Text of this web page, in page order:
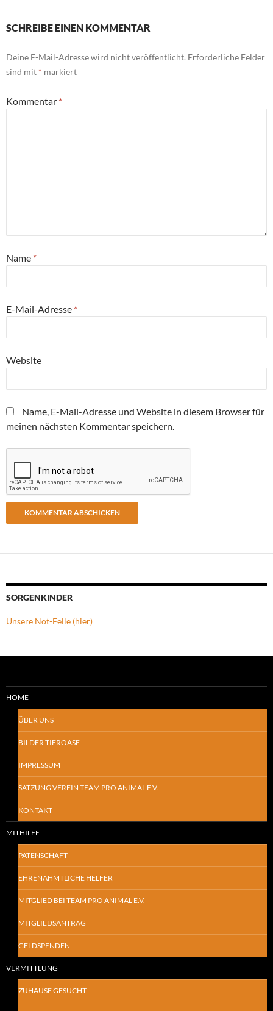
SCHREIBE EINEN KOMMENTAR
Deine E-Mail-Adresse wird nicht veröffentlicht. Erforderliche Felder
sind mit * markiert
Kommentar *
Name *
E-Mail-Adresse *
Website
Name, E-Mail-Adresse und Website in diesem Browser für
meinen nächsten Kommentar speichern.
SORGENKINDER
Unsere Not-Felle (hier)
HOME
ÜBER UNS
BILDER TIEROASE
IMPRESSUM
SATZUNG VEREIN TEAM PRO ANIMAL E.V.
KONTAKT
MITHILFE
PATENSCHAFT
EHRENAHMTLICHE HELFER
MITGLIED BEI TEAM PRO ANIMAL E.V.
MITGLIEDSANTRAG
GELDSPENDEN
VERMITTLUNG
ZUHAUSE GESUCHT